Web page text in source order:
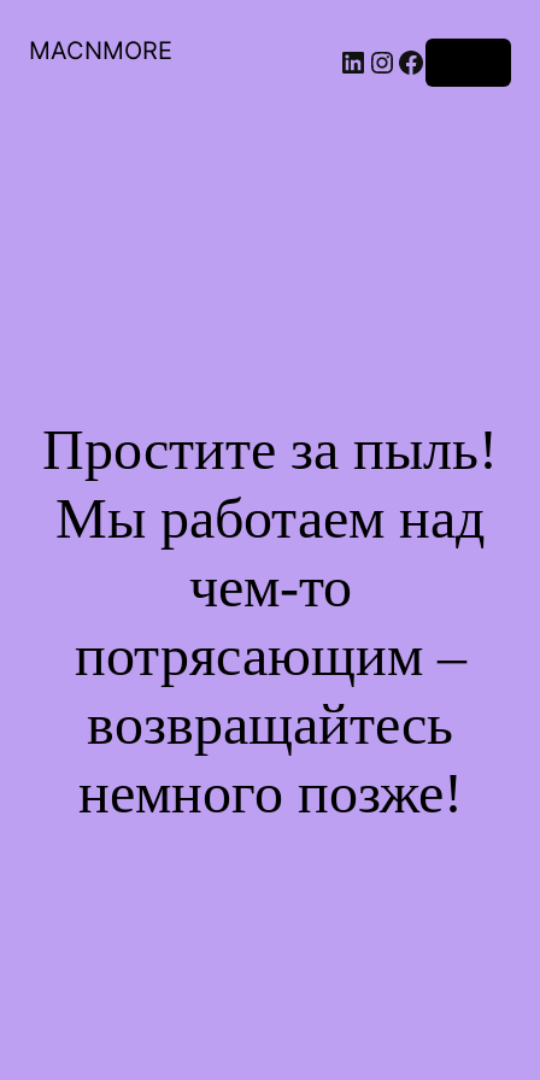
MACNMORE
Простите за пыль!
Мы работаем над
чем-то
потрясающим –
возвращайтесь
немного позже!